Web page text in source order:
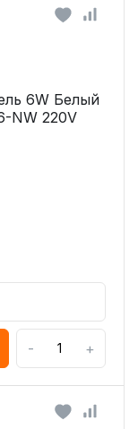
6W Белый
NW 220V
- +